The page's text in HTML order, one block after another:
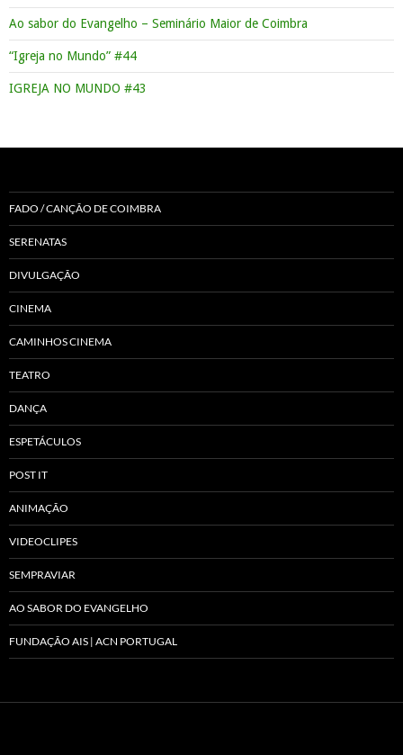
Ao sabor do Evangelho – Seminário Maior de Coimbra
“Igreja no Mundo” #44
IGREJA NO MUNDO #43
FADO / CANÇÃO DE COIMBRA
SERENATAS
DIVULGAÇÃO
CINEMA
CAMINHOS CINEMA
TEATRO
DANÇA
ESPETÁCULOS
POST IT
ANIMAÇÃO
VIDEOCLIPES
SEMPRAVIAR
AO SABOR DO EVANGELHO
FUNDAÇÃO AIS | ACN PORTUGAL